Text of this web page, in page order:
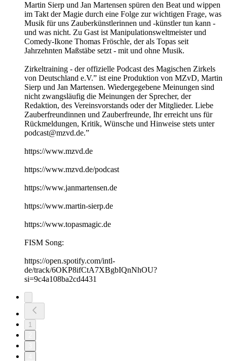
Martin Sierp und Jan Martensen spüren den Beat und wippen
im Takt der Magie durch eine Folge zur wichtigen Frage, was
Musik für uns Zauberkünstlerinnen und -künstler tun kann -
und was nicht. Zu Gast ist Manipulationsweltmeister und
Comedy-Ikone Thomas Fröschle, der als Topas seit
Jahrzehnten Maßstäbe setzt - mit und ohne Musik.
Zirkeltraining - der offizielle Podcast des Magischen Zirkels
von Deutschland e.V.” ist eine Produktion von MZvD, Martin
Sierp und Jan Martensen. Wiedergegebene Meinungen sind
nicht zwangsläufig die Meinungen der Sprecher, der
Redaktion, des Vereinsvorstands oder der Mitglieder. Liebe
Zauberfreundinnen und Zauberfreunde, Ihr erreicht uns für
Rückmeldungen, Kritik, Wünsche und Hinweise stets unter
podcast@mzvd.de.”
https://www.mzvd.de
https://www.mzvd.de/podcast
https://www.janmartensen.de
https://www.martin-sierp.de
https://www.topasmagic.de
FISM Song:
https://open.spotify.com/intl-
de/track/6OKP8ifCtA7XBgbIQnNhOU?
si=9c4a108ba2cd4431
1